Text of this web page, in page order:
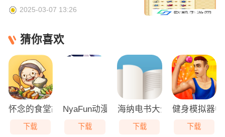
一览2025-03-07 13:26
猜你喜欢
怀念的食堂故事免广告
下载
NyaFun动漫
下载
海纳电书大全
下载
健身模拟器
下载